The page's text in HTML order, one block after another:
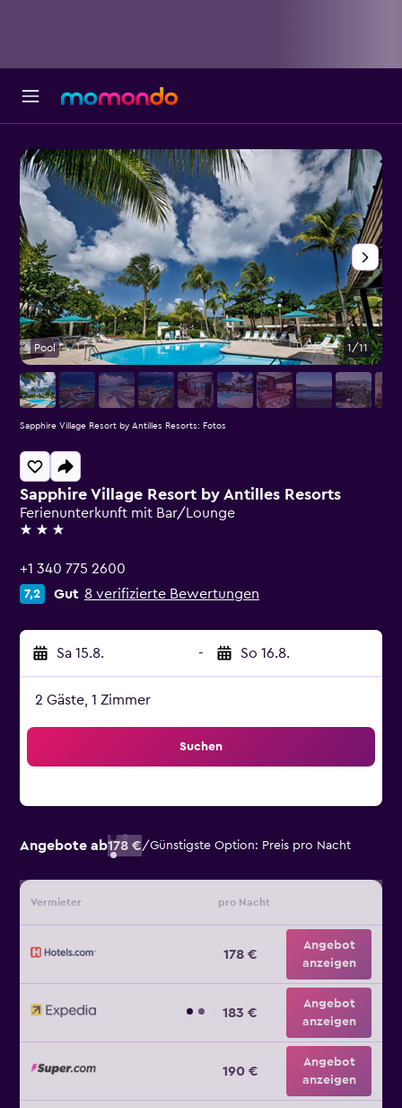
Sapphire Village Resort by Antilles Resorts
Ferienunterkunft mit Bar/Lounge
3 Sterne
+1 340 775 2600
7,2 Gut 8 verifizierte Bewertungen
Sa 15.8. - So 16.8.
2 Gäste, 1 Zimmer
Suchen
Angebote ab178 €/Günstigste Option: Preis pro Nacht
Vermieter pro Nacht
178 €
Angebot
anzeigen
183 €
Angebot
anzeigen
190 €
Angebot
anzeigen
Pool 1/11
Sapphire Village Resort by Antilles Resorts: Fotos